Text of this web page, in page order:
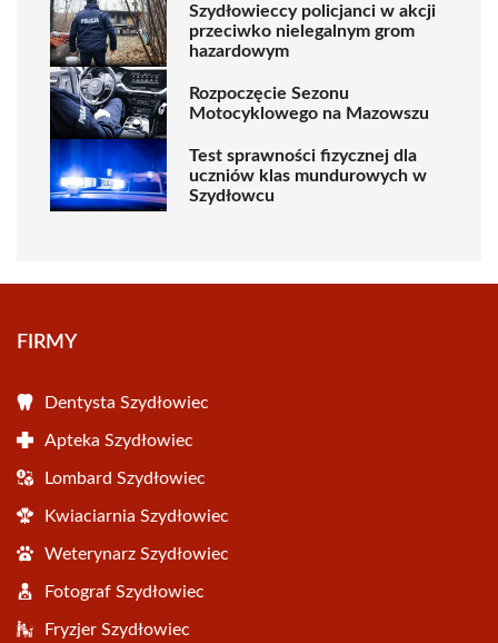
Szydłowieccy policjanci w akcji
przeciwko nielegalnym grom
hazardowym
Rozpoczęcie Sezonu
Motocyklowego na Mazowszu
Test sprawności fizycznej dla
uczniów klas mundurowych w
Szydłowcu
FIRMY
Dentysta Szydłowiec
Apteka Szydłowiec
Lombard Szydłowiec
Kwiaciarnia Szydłowiec
Weterynarz Szydłowiec
Fotograf Szydłowiec
Fryzjer Szydłowiec